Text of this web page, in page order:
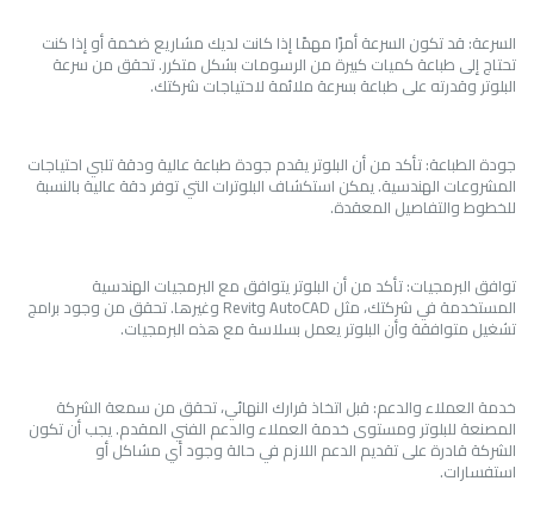
السرعة: قد تكون السرعة أمرًا مهمًا إذا كانت لديك مشاريع ضخمة أو إذا كنت
تحتاج إلى طباعة كميات كبيرة من الرسومات بشكل متكرر. تحقق من سرعة
البلوتر وقدرته على طباعة بسرعة ملائمة لاحتياجات شركتك.
جودة الطباعة: تأكد من أن البلوتر يقدم جودة طباعة عالية ودقة تلبي احتياجات
المشروعات الهندسية. يمكن استكشاف البلوترات التي توفر دقة عالية بالنسبة
للخطوط والتفاصيل المعقدة.
توافق البرمجيات: تأكد من أن البلوتر يتوافق مع البرمجيات الهندسية
المستخدمة في شركتك، مثل AutoCAD وRevit وغيرها. تحقق من وجود برامج
تشغيل متوافقة وأن البلوتر يعمل بسلاسة مع هذه البرمجيات.
خدمة العملاء والدعم: قبل اتخاذ قرارك النهائي، تحقق من سمعة الشركة
المصنعة للبلوتر ومستوى خدمة العملاء والدعم الفني المقدم. يجب أن تكون
الشركة قادرة على تقديم الدعم اللازم في حالة وجود أي مشاكل أو
استفسارات.